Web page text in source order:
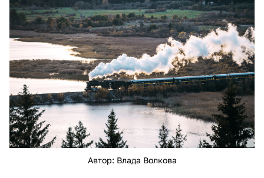
vipfgurfwti.jpg
Автор: Влада Волкова